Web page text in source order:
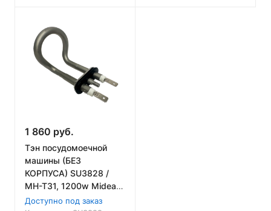
1 860 руб.
Тэн посудомоечной
машины (БЕЗ
КОРПУСА) SU3828 /
MH-T31, 1200w Midea,
Candy, Hansa, Gorenje
Доступно под заказ